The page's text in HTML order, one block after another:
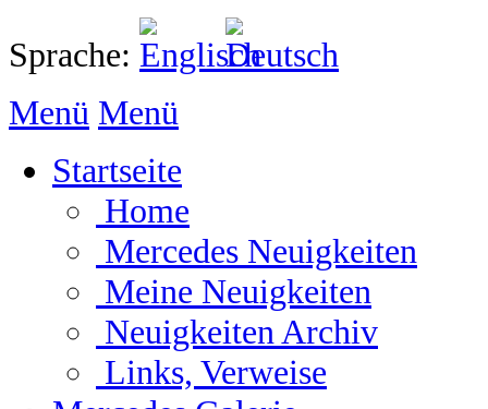
Sprache:
Menü Menü
Startseite
Home
Mercedes Neuigkeiten
Meine Neuigkeiten
Neuigkeiten Archiv
Links, Verweise